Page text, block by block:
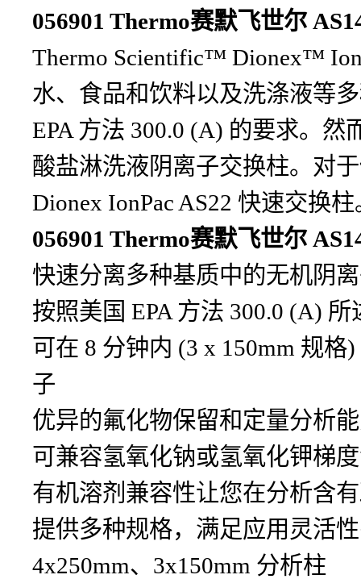
056901 Thermo赛默飞世尔
Thermo Scientific™ Dionex™
水、食品和饮料以及洗涤液等
EPA 方法 300.0 (A) 的要求。
酸盐淋洗液阴离子交换柱。对
Dionex IonPac AS22 快速交换柱
056901 Thermo赛默飞世尔
快速分离多种基质中的无机阴
按照美国 EPA 方法 300.0 (A)
可在 8 分钟内 (3 x 150mm 规
子
优异的氟化物保留和定量分析
可兼容氢氧化钠或氢氧化钾梯
有机溶剂兼容性让您在分析含
提供多种规格，满足应用灵活
4x250mm、3x150mm 分析柱